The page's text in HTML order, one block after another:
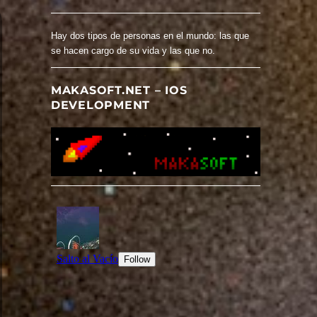
Hay dos tipos de personas en el mundo: las que
se hacen cargo de su vida y las que no.
MAKASOFT.NET – IOS
DEVELOPMENT